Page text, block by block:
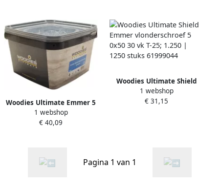
Woodies Ultimate Emmer 5
0x 80 50 vk T25 verzinkt |
500 stuks 61999054
1 webshop
€ 40,09
Woodies Ultimate Shield
Emmer vlonderschroef 5
0x50 30 vk T-25; 1.250 |
1 webshop
€ 31,15
Pagina 1 van 1